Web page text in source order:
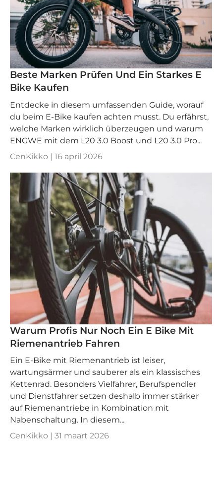
Beste Marken Prüfen Und Ein Starkes E
Bike Kaufen
Entdecke in diesem umfassenden Guide, worauf
du beim E-Bike kaufen achten musst. Du erfährst,
welche Marken wirklich überzeugen und warum
ENGWE mit dem L20 3.0 Boost und L20 3.0 Pro...
CenKikko | 16 april 2026
Warum Profis Nur Noch Ein E Bike Mit
Riemenantrieb Fahren
Ein E‑Bike mit Riemenantrieb ist leiser,
wartungsärmer und sauberer als ein klassisches
Kettenrad. Besonders Vielfahrer, Berufspendler
und Dienstfahrer setzen deshalb immer stärker
auf Riemenantriebe in Kombination mit
Nabenschaltung. In diesem...
CenKikko | 31 maart 2026